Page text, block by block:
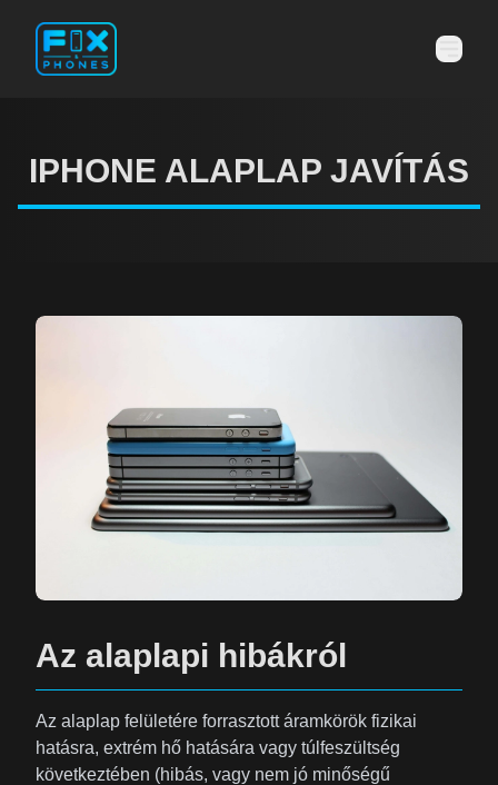
IPHONE ALAPLAP JAVÍTÁS
Az alaplapi hibákról
Az alaplap felületére forrasztott áramkörök fizikai
hatásra, extrém hő hatására vagy túlfeszültség
következtében (hibás, vagy nem jó minőségű